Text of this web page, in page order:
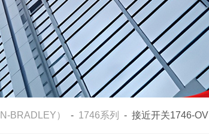
BRADLEY） - 1746系列 - 接近开关1746-